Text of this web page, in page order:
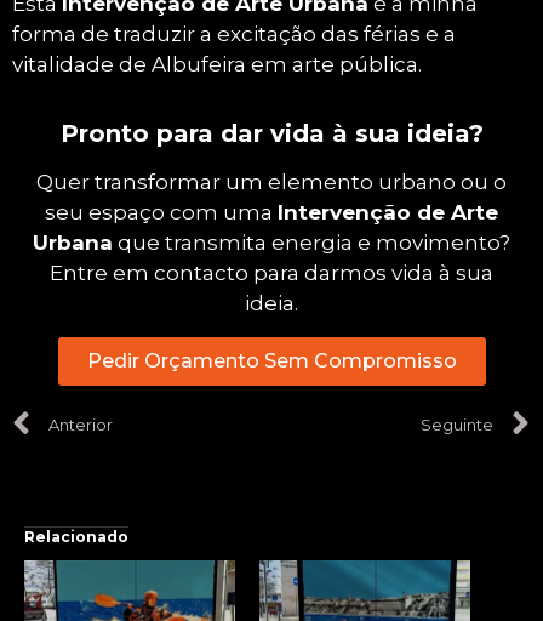
forma de traduzir a excitação das férias e a
vitalidade de Albufeira em arte pública.
Pronto para dar vida à sua ideia?
Quer transformar um elemento urbano ou o
seu espaço com uma Intervenção de Arte
Urbana que transmita energia e movimento?
Entre em contacto para darmos vida à sua
ideia.
Pedir Orçamento Sem Compromisso
Anterior Seguinte
Relacionado